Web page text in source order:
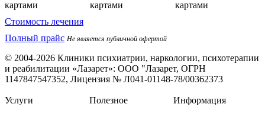
Стоимость лечения
Полный прайс Не является публичной офертой
© 2004-2026 Клиники психиатрии, наркологии, психотерапии
и реабилитации «Лазарет»: ООО "Лазарет, ОГРН
1147847547352, Лицензия № Л041-01148-78/00362373
Услуги
Полезное
Информация